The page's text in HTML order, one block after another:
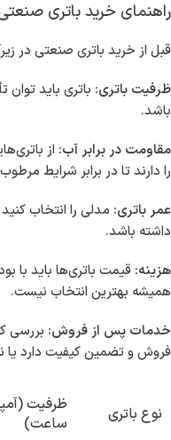
راهنمای خرید باتری
قبل از خرید باتری صنعتی در
ظرفیت باتری: باتری باید توان
باشد.
مقاومت در برابر آب:
را دارند تا در برابر شرایط
عمر باتری: مدلی را انتخاب
داشته باشد.
هزینه: قیمت باتری‌ها باید با
همیشه بهترین انتخاب نیست.
خدمات پس از فروش: بررسی
فروش و تضمین کیفیت دارد یا
نوع باتری
ظرفیت
ساعت)